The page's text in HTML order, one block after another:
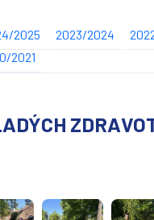
2025 2023/2024
2021